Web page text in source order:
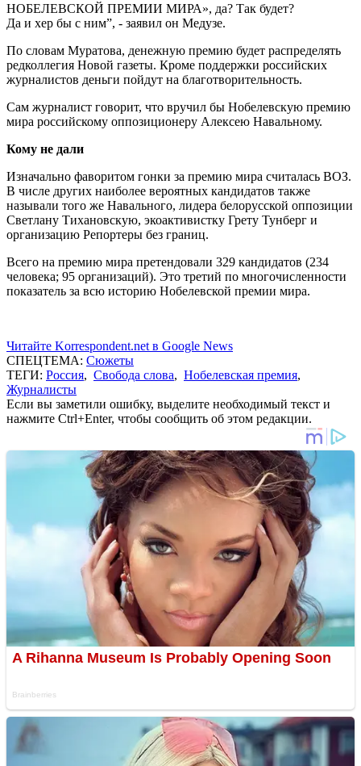
НОБЕЛЕВСКОЙ ПРЕМИИ МИРА», да? Так будет?
Да и хер бы с ним”, - заявил он Медузе.
По словам Муратова, денежную премию будет распределять
редколлегия Новой газеты. Кроме поддержки российских
журналистов деньги пойдут на благотворительность.
Сам журналист говорит, что вручил бы Нобелевскую премию
мира российскому оппозиционеру Алексею Навальному.
Кому не дали
Изначально фаворитом гонки за премию мира считалась ВОЗ.
В числе других наиболее вероятных кандидатов также
называли того же Навального, лидера белорусской оппозиции
Светлану Тихановскую, экоактивистку Грету Тунберг и
организацию Репортеры без границ.
Всего на премию мира претендовали 329 кандидатов (234
человека; 95 организаций). Это третий по многочисленности
показатель за всю историю Нобелевской премии мира.
Читайте Korrespondent.net в Google News
СПЕЦТЕМА: Сюжеты
ТЕГИ: Россия, Свобода слова, Нобелевская премия,
Журналисты
Если вы заметили ошибку, выделите необходимый текст и
нажмите Ctrl+Enter, чтобы сообщить об этом редакции.